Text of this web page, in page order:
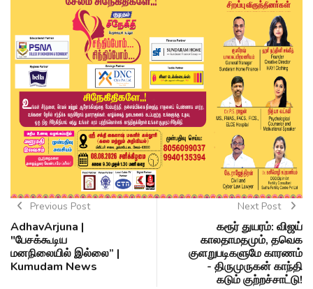
Previous Post
AdhavArjuna |
"பேசக்கூடிய
மனநிலையில் இல்லை” |
Kumudam News
Next Post
கரூர் துயரம்: விஜய்
காலதாமதமும், தவெக
குளறுபடிகளுமே காரணம்
- திருமுருகன் காந்தி
கடும் குற்றச்சாட்டு!